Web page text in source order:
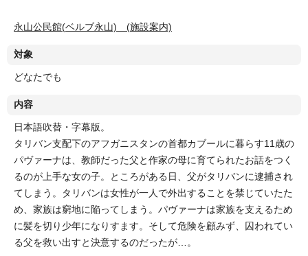
永山公民館(ベルブ永山) (施設案内)
対象
どなたでも
内容
日本語吹替・字幕版。
タリバン支配下のアフガニスタンの首都カブールに暮らす11歳の
パヴァーナは、教師だった父と作家の母に育てられたお話をつく
るのが上手な女の子。ところがある日、父がタリバンに逮捕され
てしまう。タリバンは女性が一人で外出することを禁じていたた
め、家族は窮地に陥ってしまう。パヴァーナは家族を支えるため
に髪を切り少年になりすます。そして危険を顧みず、囚われてい
る父を救い出すと決意するのだったが…。